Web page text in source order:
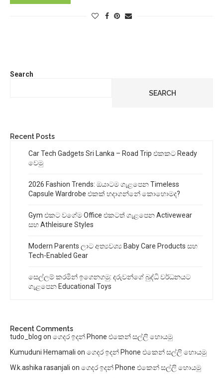
Search
SEARCH
Recent Posts
Car Tech Gadgets Sri Lanka – Road Trip එකකට Ready
වෙමු
2026 Fashion Trends: ඔයාටම ගැළපෙන Timeless
Capsule Wardrobe එකක් හදාගන්නේ කොහොමද?
Gym එකට වගේම Office එකටත් ගැළපෙන Activewear
සහ Athleisure Styles
Modern Parents ලාට අත්‍යවශ්‍ය Baby Care Products සහ
Tech-Enabled Gear
සෙල්ලම් කරමින් ඉගෙනගමු: දරුවන්ගේ බුද්ධි වර්ධනයට
ගැළපෙන Educational Toys
Recent Comments
tudo_blog on ගෙදර ඉදන් Phone එකෙන් සල්ලි හොයමු
Kumuduni Hemamali on ගෙදර ඉදන් Phone එකෙන් සල්ලි හොයමු
W.k.ashika rasanjali on ගෙදර ඉදන් Phone එකෙන් සල්ලි හොයමු